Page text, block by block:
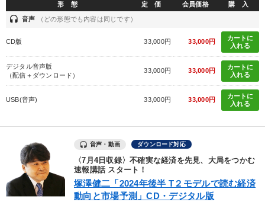
形 態 定 価 会員価格 購 入
headset 音声 （どの形態でも内容は同じです）
CD版 33,000円 33,000円
カートに
入れる
デジタル音声版
（配信＋ダウンロード）
33,000円 33,000円
カートに
入れる
USB(音声) 33,000円 33,000円
カートに
入れる
音声・動画 ダウンロード対応
〈7月4日収録〉不確実な経済を先見、大局をつかむ
速報講話 スタート！
塚澤健二「2024年後半 T２モデルで読む経済
動向と市場予測」CD・デジタル版